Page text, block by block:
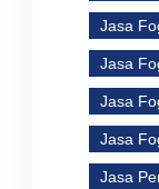
Jasa
Jasa
Jasa
Jasa
Jasa